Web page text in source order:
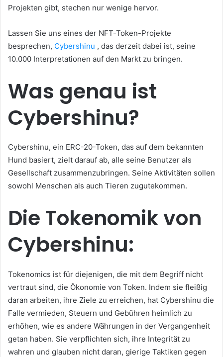
Projekten gibt, stechen nur wenige hervor.
Lassen Sie uns eines der NFT-Token-Projekte
besprechen, Cybershinu , das derzeit dabei ist, seine
10.000 Interpretationen auf den Markt zu bringen.
Was genau ist
Cybershinu?
Cybershinu, ein ERC-20-Token, das auf dem bekannten
Hund basiert, zielt darauf ab, alle seine Benutzer als
Gesellschaft zusammenzubringen. Seine Aktivitäten sollen
sowohl Menschen als auch Tieren zugutekommen.
Die Tokenomik von
Cybershinu:
Tokenomics ist für diejenigen, die mit dem Begriff nicht
vertraut sind, die Ökonomie von Token. Indem sie fleißig
daran arbeiten, ihre Ziele zu erreichen, hat Cybershinu die
Falle vermieden, Steuern und Gebühren heimlich zu
erhöhen, wie es andere Währungen in der Vergangenheit
getan haben. Sie verpflichten sich, ihre Integrität zu
wahren und glauben nicht daran, gierige Taktiken gegen